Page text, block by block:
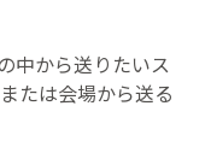
中から送りたいス
たは会場から送る